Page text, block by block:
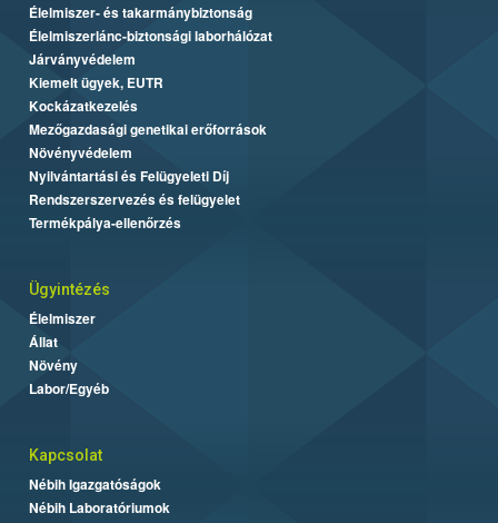
Élelmiszer- és takarmánybiztonság
Élelmiszerlánc-biztonsági laborhálózat
Járványvédelem
Kiemelt ügyek, EUTR
Kockázatkezelés
Mezőgazdasági genetikai erőforrások
Növényvédelem
Nyilvántartási és Felügyeleti Díj
Rendszerszervezés és felügyelet
Termékpálya-ellenőrzés
Ügyintézés
Élelmiszer
Állat
Növény
Labor/Egyéb
Kapcsolat
Nébih Igazgatóságok
Nébih Laboratóriumok